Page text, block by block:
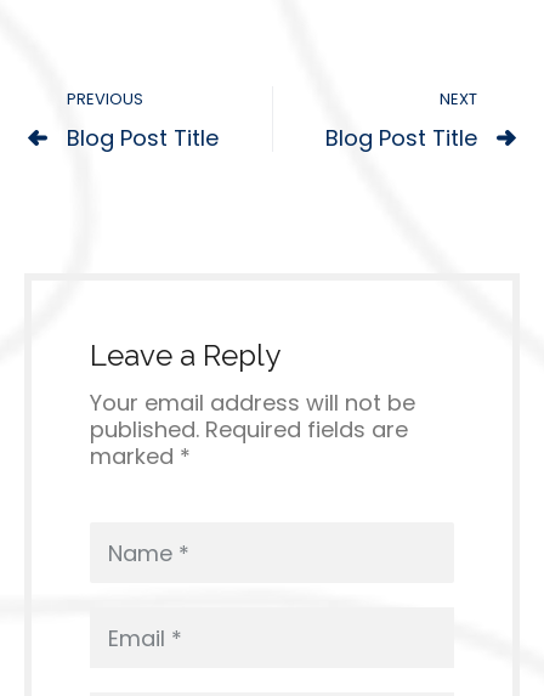
PREVIOUS
Blog Post Title
NEXT
Blog Post Title
Leave a Reply
Your email address will not be
published. Required fields are
marked *